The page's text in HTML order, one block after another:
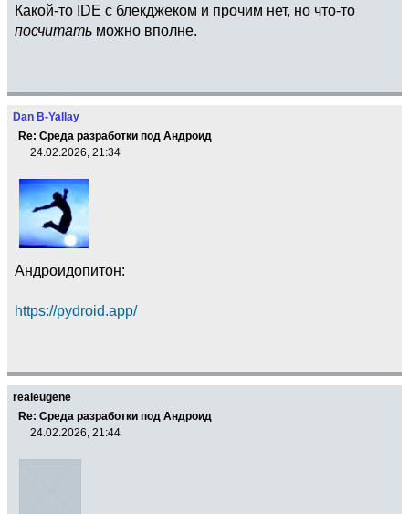
Какой-то IDE с блекджеком и прочим нет, но что-то
посчитать можно вполне.
Dan B-Yallay
Re: Среда разработки под Андроид
24.02.2026, 21:34
Андроидопитон:
https://pydroid.app/
realeugene
Re: Среда разработки под Андроид
24.02.2026, 21:44